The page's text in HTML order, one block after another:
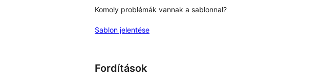
Komoly problémák vannak a sablonnal?
Sablon jelentése
Fordítások